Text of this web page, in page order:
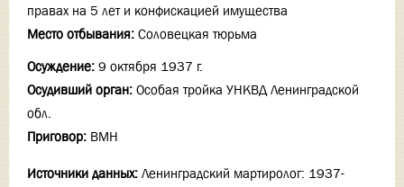
правах на 5 лет и конфискацией имущества
Место отбывания: Соловецкая тюрьма
Осуждение: 9 октября 1937 г.
Осудивший орган: Особая тройка УНКВД Ленинградской
обл.
Приговор: ВМН
Источники данных: Ленинградский мартиролог: 1937-